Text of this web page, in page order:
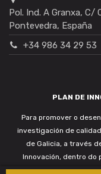
Pol. Ind. A Granxa, C/
Pontevedra, España
+34 986 34 29 53
PLAN DE
Para promover o
investigación de
de Galicia, a través
Innovación, dentro do